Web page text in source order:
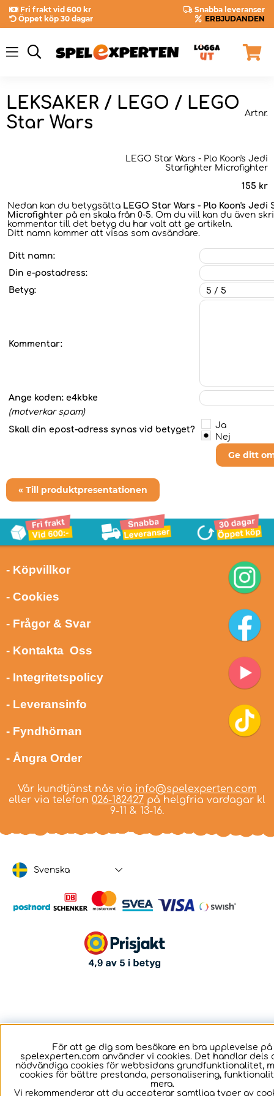
Fri frakt vid 600 kr
Snabba leveranser
Öppet köp 30 dagar
ERBJUDANDEN
LEKSAKER / LEGO / LEGO
Star Wars
Artnr.
LEGO Star Wars - Plo Koon's Jedi
Starfighter Microfighter
155 kr
Nedan kan du betygsätta LEGO Star Wars - Plo Koon's
Microfighter på en skala från 0-5. Om du vill kan du även
kommentar till det betyg du har valt att ge artikeln.
Ditt namn kommer att visas som avsändare.
Ditt namn:
Din e-postadress:
Betyg:
Kommentar:
Ange koden: e4kbke
(motverkar spam)
Skall din epost-adress synas vid betyget?
Ja
Nej
Ge ditt
« Till produktpresentationen
- Köpvillkor
- Cookies
- Frågor & Svar
- Kontakta Oss
- Integritetspolicy
- Leveransinfo
- Fyndhörnan
- Ångra Order
Vår kundtjänst nås via info@spelexperten.com
eller via telefon 026-182427 på helgfria vardagar kl
9-11 & 13-16.
Svenska
För att ge dig som besökare en bra upplevelse på
spelexperten.com använder vi cookies. Det handlar dels
nödvändiga cookies för webbsidans grundfunktionalitet,
cookies för bättre prestanda, personalisering,
mera.
Vi rekommenderar att du accepterar samtliga typer av